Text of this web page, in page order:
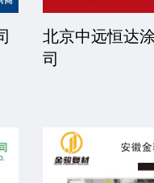
河北英丽达新